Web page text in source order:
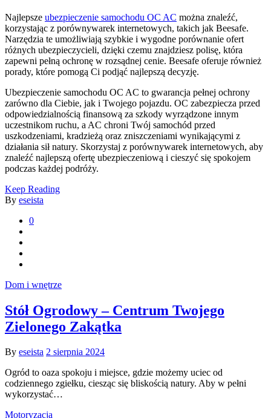
Najlepsze ubezpieczenie samochodu OC AC można znaleźć,
korzystając z porównywarek internetowych, takich jak Beesafe.
Narzędzia te umożliwiają szybkie i wygodne porównanie ofert
różnych ubezpieczycieli, dzięki czemu znajdziesz polisę, która
zapewni pełną ochronę w rozsądnej cenie. Beesafe oferuje również
porady, które pomogą Ci podjąć najlepszą decyzję.
Ubezpieczenie samochodu OC AC to gwarancja pełnej ochrony
zarówno dla Ciebie, jak i Twojego pojazdu. OC zabezpiecza przed
odpowiedzialnością finansową za szkody wyrządzone innym
uczestnikom ruchu, a AC chroni Twój samochód przed
uszkodzeniami, kradzieżą oraz zniszczeniami wynikającymi z
działania sił natury. Skorzystaj z porównywarek internetowych, aby
znaleźć najlepszą ofertę ubezpieczeniową i cieszyć się spokojem
podczas każdej podróży.
Keep Reading
By eseista
0
Dom i wnętrze
Stół Ogrodowy – Centrum Twojego
Zielonego Zakątka
By eseista 2 sierpnia 2024
Ogród to oaza spokoju i miejsce, gdzie możemy uciec od
codziennego zgiełku, ciesząc się bliskością natury. Aby w pełni
wykorzystać…
Motoryzacja